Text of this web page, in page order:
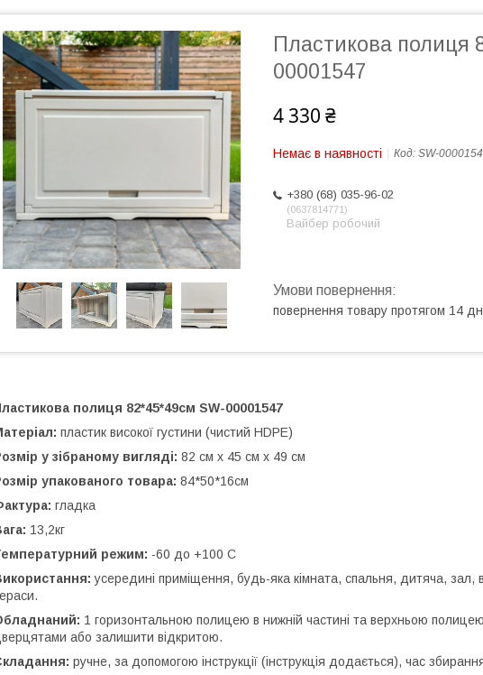
Пластикова полиця
00001547
4 330 ₴
Немає в наявності Код: SW-
+380 (68) 035-96-02
0637814771
Вайбер робочий
повернення товару протягом 14
полиця 82*45*49см SW-00001547
пластик високої густини (чистий HDPE)
у зібраному вигляді: 82 см х 45 см х 49 см
упакованого товара: 84*50*16см
гладка
13,2кг
режим: -60 до +100 С
усередині приміщення, будь-яка кімната, спальня, дитяча, зал,
1 горизонтальною полицею в нижній частині та верхньою
або залишити відкритою.
ручне, за допомогою інструкції (інструкція додається), час